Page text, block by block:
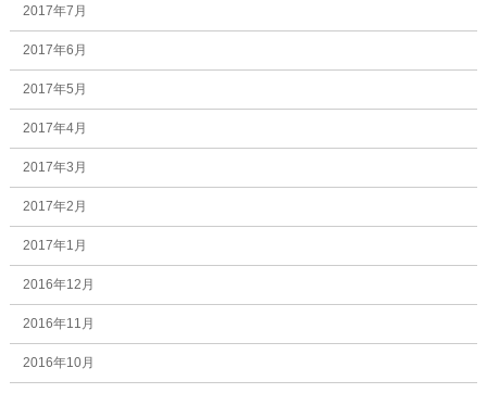
2017年7月
2017年6月
2017年5月
2017年4月
2017年3月
2017年2月
2017年1月
2016年12月
2016年11月
2016年10月